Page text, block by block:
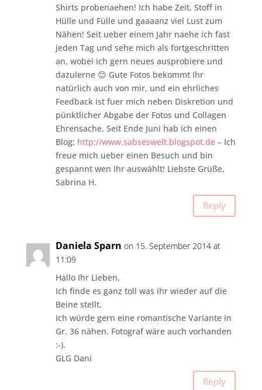
Shirts probenaehen! Ich habe Zeit, Stoff in
Hülle und Fülle und gaaaanz viel Lust zum
Nähen! Seit ueber einem Jahr naehe ich fast
jeden Tag und sehe mich als fortgeschritten
an, wobei ich gern neues ausprobiere und
dazulerne 😊 Gute Fotos bekommt Ihr
natürlich auch von mir, und ein ehrliches
Feedback ist fuer mich neben Diskretion und
pünktlicher Abgabe der Fotos und Collagen
Ehrensache. Seit Ende Juni hab ich einen
Blog: http://www.sabseswelt.blogspot.de– Ich
freue mich ueber einen Besuch und bin
gespannt wen Ihr auswählt! Liebste Grüße,
Sabrina H.
Reply
Daniela Sparn on 15. September 2014 at
11:09
Hallo Ihr Lieben,
Ich finde es ganz toll was ihr wieder auf die
Beine stellt.
Ich würde gern eine romantische Variante in
Gr. 36 nähen. Fotograf wäre auch vorhanden
:-).
GLG Dani
Reply